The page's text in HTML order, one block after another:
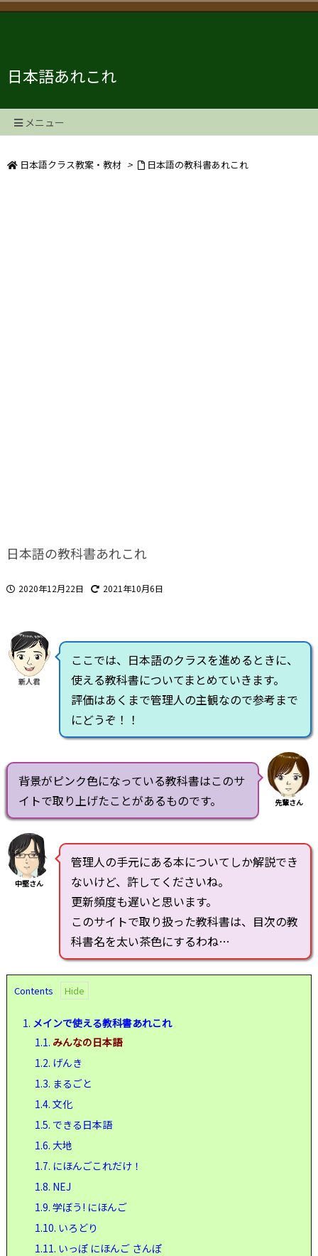
日本語あれこれ
メニュー
日本語クラス教案・教材 > 日本語の教科書あれこれ
日本語の教科書あれこれ
2020年12月22日 2021年10月6日
新人君
ここでは、日本語のクラスを進めるときに、
使える教科書についてまとめていきます。
評価はあくまで管理人の主観なので参考まで
にどうぞ！！
背景がピンク色になっている教科書はこのサ
イトで取り上げたことがあるものです。
先輩さん
中堅さん
管理人の手元にある本についてしか解説でき
ないけど、許してくださいね。
更新頻度も遅いと思います。
このサイトで取り扱った教科書は、目次の教
科書名を太い茶色にするわね…
Contents
1. メインで使える教科書あれこれ
1.1. みんなの日本語
1.2. げんき
1.3. まるごと
1.4. 文化
1.5. できる日本語
1.6. 大地
1.7. にほんごこれだけ！
1.8. NEJ
1.9. 学ぼう! にほんご
1.10. いろどり
1.11. いっぽ にほんご さんぽ